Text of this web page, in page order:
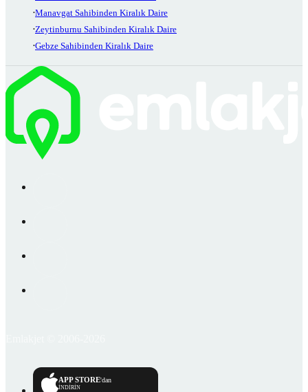
Manavgat Sahibinden Kiralık Daire
Zeytinburnu Sahibinden Kiralık Daire
Gebze Sahibinden Kiralık Daire
APP STORE'dan
İNDİRİN